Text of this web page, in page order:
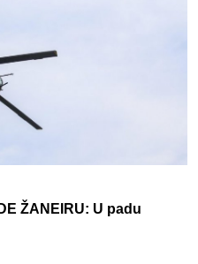
ŽANEIRU: U padu